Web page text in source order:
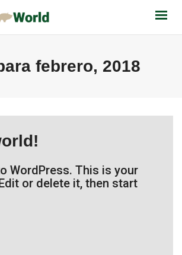
febrero, 2018
WordPress. This is your
or delete it, then start